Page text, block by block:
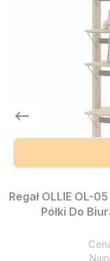
Regał OLLIE OL-
Półki Do